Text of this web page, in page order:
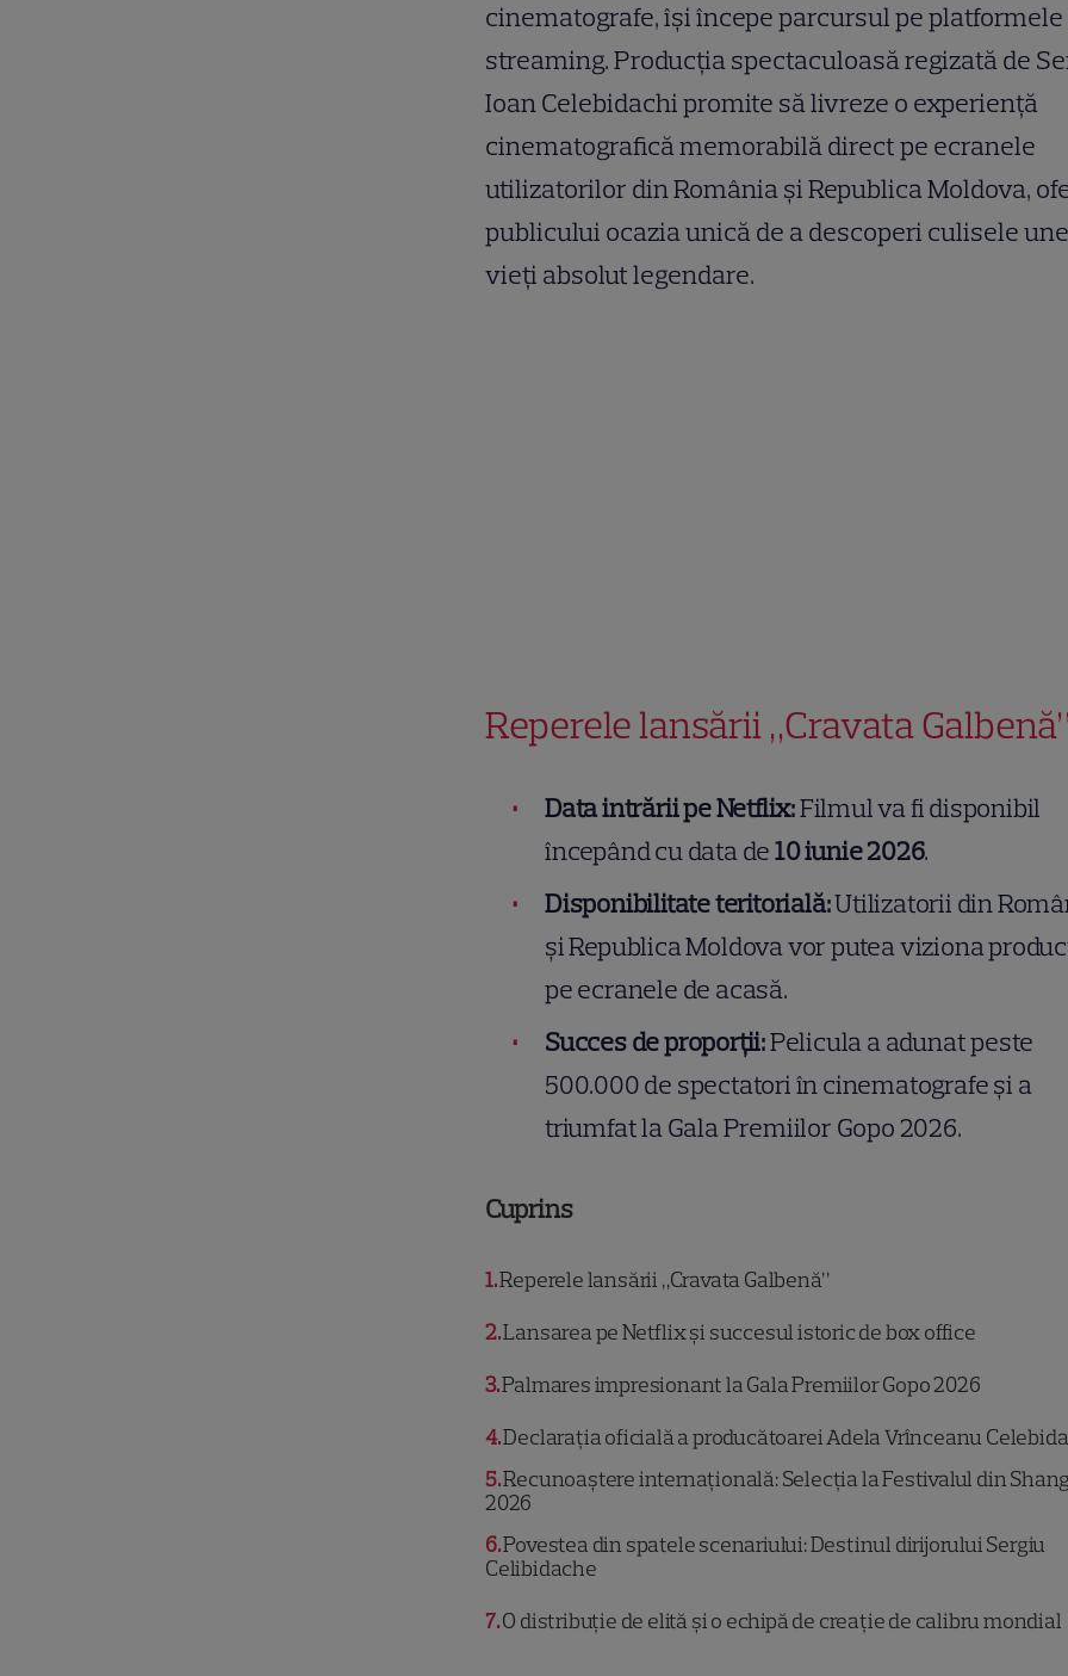
cinematografe, își începe parcursul pe platformele
streaming. Producția spectaculoasă regizată de
Ioan Celebidachi promite să livreze o experiență
cinematografică memorabilă direct pe ecranele
utilizatorilor din România și Republica Moldova,
publicului ocazia unică de a descoperi culisele
vieți absolut legendare.
Reperele lansării „Cravata Galbenă”
Data intrării pe Netflix:Filmul va fi disponibil
începând cu data de10 iunie 2026.
Disponibilitate teritorială:Utilizatorii din
și Republica Moldova vor putea viziona
pe ecranele de acasă.
Succes de proporții:Pelicula a adunat peste
500.000 de spectatori în cinematografe și a
triumfat la Gala Premiilor Gopo 2026.
Cuprins
1Reperele lansării „Cravata Galbenă”
2Lansarea pe Netflix și succesul istoric de box office
3Palmares impresionant la Gala Premiilor Gopo 2026
4Declarația oficială a producătoarei Adela Vrînceanu
5Recunoaștere internațională: Selecția la Festivalul din
2026
6Povestea din spatele scenariului: Destinul dirijorului Sergiu
Celibidache
7O distribuție de elită și o echipă de creație de calibru mondial